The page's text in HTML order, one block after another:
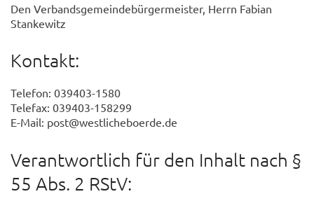
Den Verbandsgemeindebürgermeister, Herrn Fabian
Stankewitz
Kontakt:
Telefon: 039403-1580
Telefax: 039403-158299
E-Mail: post@westlicheboerde.de
Verantwortlich für den Inhalt nach §
55 Abs. 2 RStV: